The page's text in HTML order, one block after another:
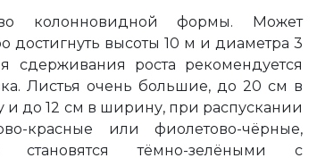
колонновидной формы. Может
достигнуть высоты 10 м и диаметра 3
сдерживания роста рекомендуется
Листья очень большие, до 20 см в
и до 12 см в ширину, при распускании
красные или фиолетово-чёрные,
становятся тёмно-зелёными с